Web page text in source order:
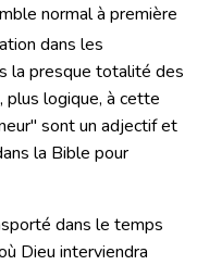
normal à première
dans les
la presque totalité des
, plus logique, à cette
sont un adjectifet
la Bible pour
dans le temps
Dieu interviendra